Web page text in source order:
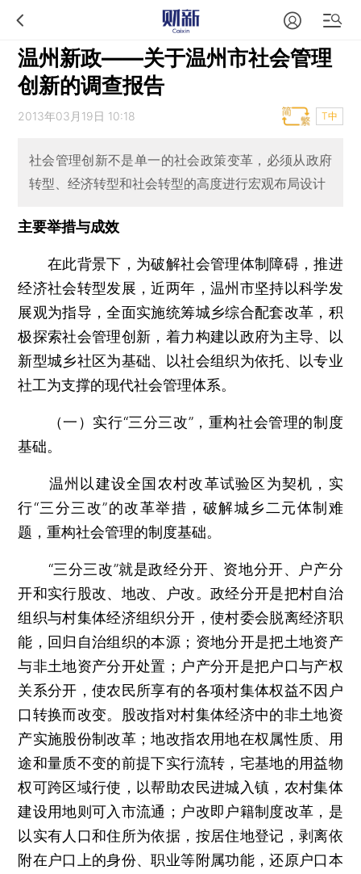
温州新政——关于温州市社会管理
创新的调查报告
2013年03月19日 10:18 T中
社会管理创新不是单一的社会政策变革，必须从政府
转型、经济转型和社会转型的高度进行宏观布局设计
主要举措与成效
在此背景下，为破解社会管理体制障碍，推进
经济社会转型发展，近两年，温州市坚持以科学发
展观为指导，全面实施统筹城乡综合配套改革，积
极探索社会管理创新，着力构建以政府为主导、以
新型城乡社区为基础、以社会组织为依托、以专业
社工为支撑的现代社会管理体系。
（一）实行“三分三改”，重构社会管理的制度
基础。
温州以建设全国农村改革试验区为契机，实
行“三分三改”的改革举措，破解城乡二元体制难
题，重构社会管理的制度基础。
“三分三改”就是政经分开、资地分开、户产分
开和实行股改、地改、户改。政经分开是把村自治
组织与村集体经济组织分开，使村委会脱离经济职
能，回归自治组织的本源；资地分开是把土地资产
与非土地资产分开处置；户产分开是把户口与产权
关系分开，使农民所享有的各项村集体权益不因户
口转换而改变。股改指对村集体经济中的非土地资
产实施股份制改革；地改指农用地在权属性质、用
途和量质不变的前提下实行流转，宅基地的用益物
权可跨区域行使，以帮助农民进城入镇，农村集体
建设用地则可入市流通；户改即户籍制度改革，是
以实有人口和住所为依据，按居住地登记，剥离依
附在户口上的身份、职业等附属功能，还原户口本